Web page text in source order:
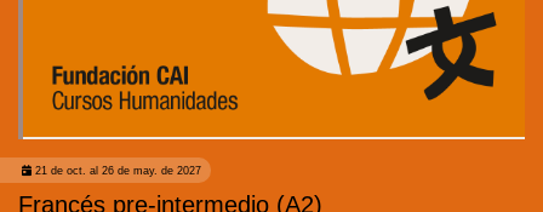
21 de oct. al 26 de may. de 2027
Francés pre-intermedio (A2)